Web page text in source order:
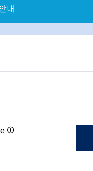
내